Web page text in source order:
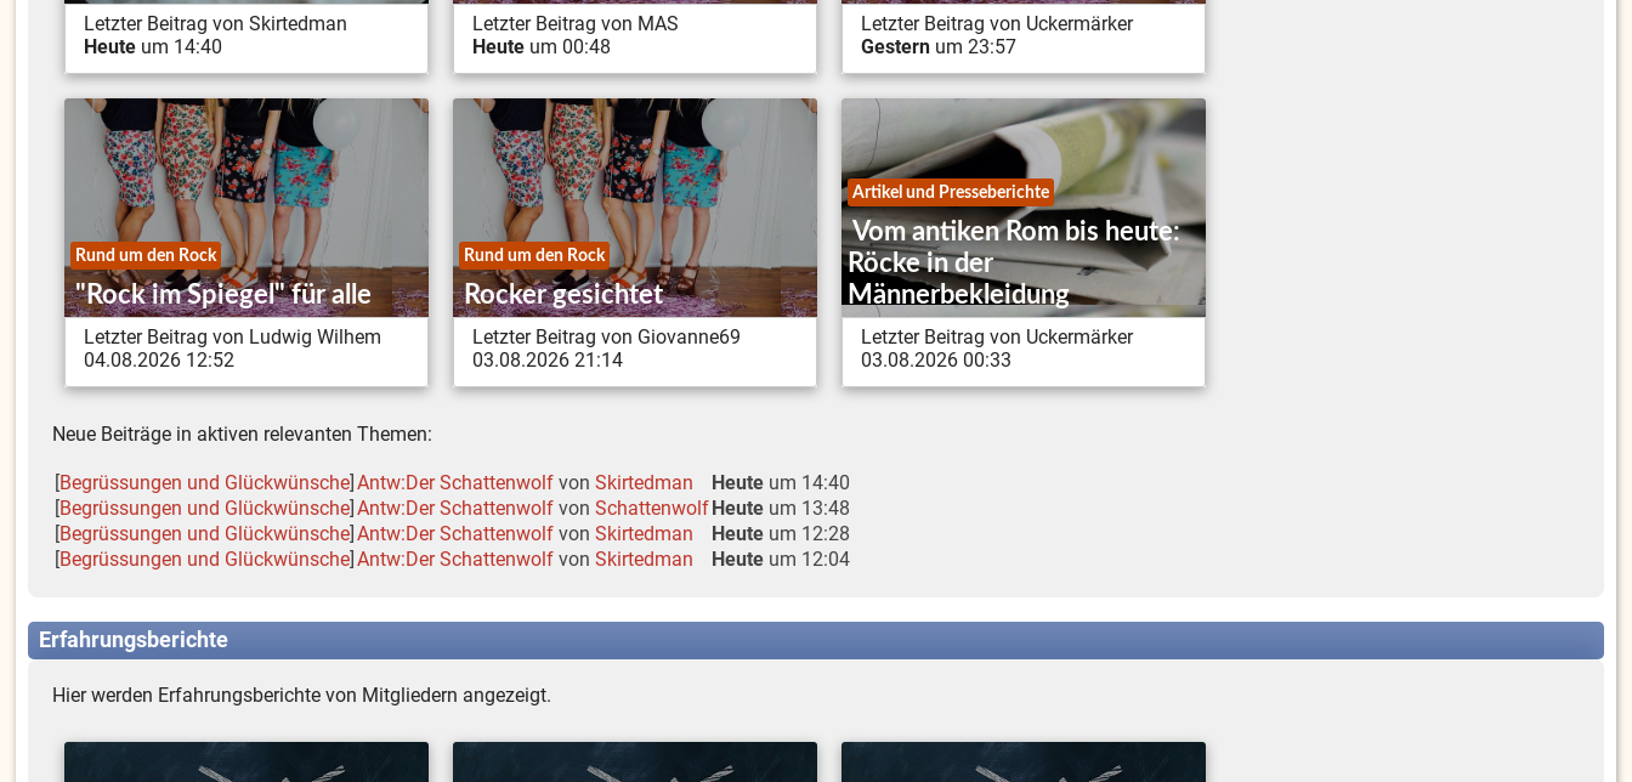
Letzter Beitrag von Skirtedman
Heute um 14:40
Letzter Beitrag von MAS
Heute um 00:48
Letzter Beitrag von Uckermärker
Gestern um 23:57
Rund um den Rock
"Rock im Spiegel" für alle
Letzter Beitrag von Ludwig Wilhem
04.08.2026 12:52
Rund um den Rock
Rocker gesichtet
Letzter Beitrag von Giovanne69
03.08.2026 21:14
Artikel und Presseberichte
Vom antiken Rom bis heute:
Röcke in der
Männerbekleidung
Letzter Beitrag von Uckermärker
03.08.2026 00:33
Neue Beiträge in aktiven relevanten Themen:
[Begrüssungen und Glückwünsche] Antw:Der Schattenwolf vonSkirtedman Heute um 14:40
[Begrüssungen und Glückwünsche] Antw:Der Schattenwolf vonSchattenwolfHeute um 13:48
[Begrüssungen und Glückwünsche] Antw:Der Schattenwolf vonSkirtedman Heute um 12:28
[Begrüssungen und Glückwünsche] Antw:Der Schattenwolf vonSkirtedman Heute um 12:04
Erfahrungsberichte
Hier werden Erfahrungsberichte von Mitgliedern angezeigt.